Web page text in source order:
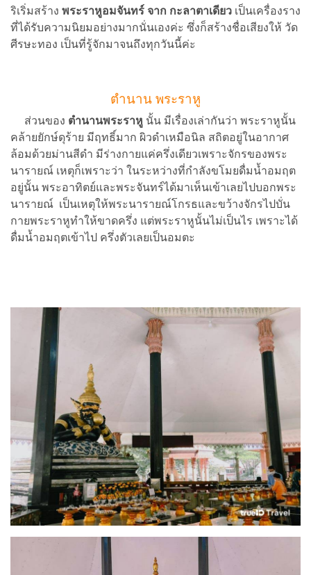
ริเริ่มสร้าง พระราหูอมจันทร์ จาก กะลาตาเดียว เป็นเครื่องราง
ที่ได้รับความนิยมอย่างมากนั่นเองค่ะ ซึ่งก็สร้างชื่อเสียงให้ วัด
ศีรษะทอง เป็นที่รู้จักมาจนถึงทุกวันนี้ค่ะ
ตำนาน พระราหู
ส่วนของ ตำนานพระราหู นั้น มีเรื่องเล่ากันว่า พระราหูนั้น
คล้ายยักษ์ดุร้าย มีฤทธิ์มาก ผิวดำเหมือนิล สถิตอยู่ในอากาศ
ล้อมด้วยม่านสีดำ มีร่างกายแค่ครึ่งเดียวเพราะจักรของพระ
นารายณ์ เหตุก็เพราะว่า ในระหว่างที่กำลังขโมยดื่มน้ำอมฤต
อยู่นั้น พระอาทิตย์และพระจันทร์ได้มาเห็นเข้าเลยไปบอกพระ
นารายณ์ เป็นเหตุให้พระนารายณ์โกรธและขว้างจักรไปบั่น
กายพระราหูทำให้ขาดครึ่ง แต่พระราหูนั้นไม่เป็นไร เพราะได้
ดื่มน้ำอมฤตเข้าไป ครึ่งตัวเลยเป็นอมตะ